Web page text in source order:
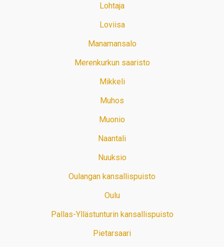
Lohtaja
Loviisa
Manamansalo
Merenkurkun saaristo
Mikkeli
Muhos
Muonio
Naantali
Nuuksio
Oulangan kansallispuisto
Oulu
Pallas-Yllästunturin kansallispuisto
Pietarsaari